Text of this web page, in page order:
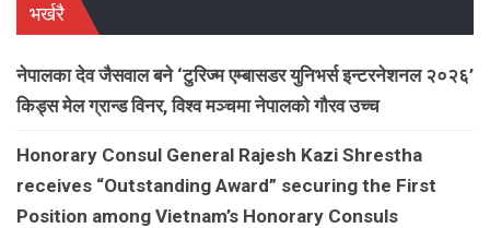
भर्खरै
नेपालका देव जैसवाल बने ‘टुरिज्म एम्बासडर युनिभर्स इन्टरनेशनल २०२६’
किड्स मेल ग्रान्ड विनर, विश्व मञ्चमा नेपालको गौरव उच्च
Honorary Consul General Rajesh Kazi Shrestha
receives “Outstanding Award” securing the First
Position among Vietnam’s Honorary Consuls